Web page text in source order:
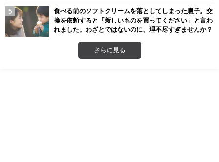
食べる前のソフトクリームを落としてしまった息子。交
換を依頼すると「新しいものを買ってください」と言わ
れました。わざとではないのに、理不尽すぎませんか？
さらに見る